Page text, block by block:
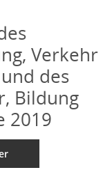
Verkehr
des
Bildung
2019